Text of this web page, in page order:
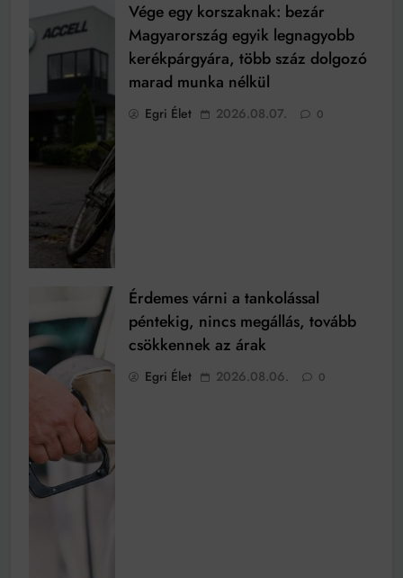
Vége egy korszaknak: bezár
Magyarország egyik legnagyobb
kerékpárgyára, több száz dolgozó
marad munka nélkül
Egri Élet 2026.08.07. 0
Érdemes várni a tankolással
péntekig, nincs megállás, tovább
csökkennek az árak
Egri Élet 2026.08.06. 0